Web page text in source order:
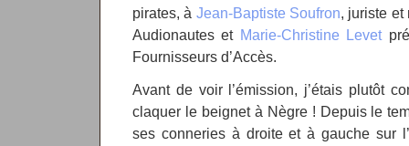
pirates, à Jean-Baptiste Soufron, juriste et
Audionautes et Marie-Christine Levet
Fournisseurs d’Accès.
Avant de voir l’émission, j’étais plutôt
claquer le beignet à Nègre ! Depuis le
ses conneries à droite et à gauche sur